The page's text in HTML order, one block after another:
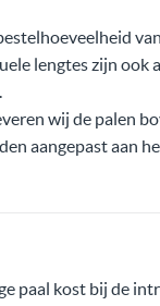
lengtes zijn ook
wij de palen
aangepast aan
paal kost bij de